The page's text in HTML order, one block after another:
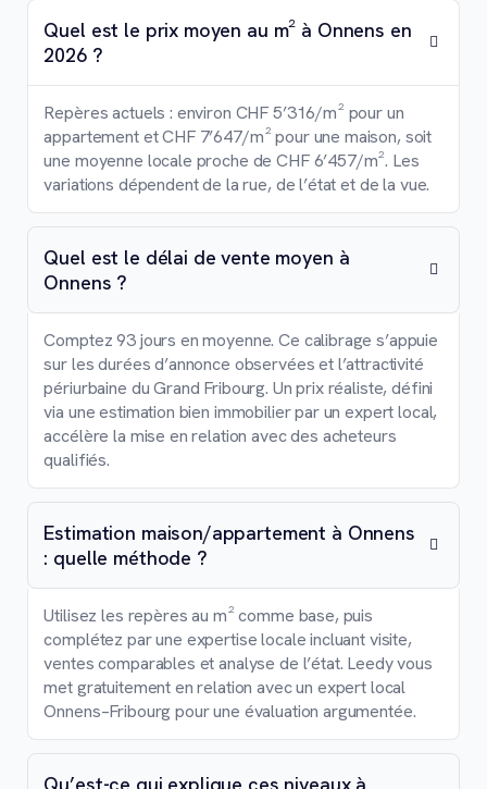
Quel est le prix moyen au m² à Onnens en
2026 ?
Repères actuels : environ CHF 5’316/m² pour un
appartement et CHF 7’647/m² pour une maison, soit
une moyenne locale proche de CHF 6’457/m². Les
variations dépendent de la rue, de l’état et de la vue.
Quel est le délai de vente moyen à
Onnens ?
Comptez 93 jours en moyenne. Ce calibrage s’appuie
sur les durées d’annonce observées et l’attractivité
périurbaine du Grand Fribourg. Un prix réaliste, défini
via une estimation bien immobilier par un expert local,
accélère la mise en relation avec des acheteurs
qualifiés.
Estimation maison/appartement à Onnens
: quelle méthode ?
Utilisez les repères au m² comme base, puis
complétez par une expertise locale incluant visite,
ventes comparables et analyse de l’état. Leedy vous
met gratuitement en relation avec un expert local
Onnens–Fribourg pour une évaluation argumentée.